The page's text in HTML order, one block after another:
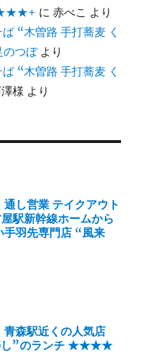
★★★+ に赤べこ より
“木曽路 手打蕎麦 く
のつぼより
“木曽路 手打蕎麦 く
様 より
通し営業 テイクアウト
駅新幹線ホームから
手羽先専門店 “風来
青森駅近くの人気店
し”のランチ ★★★★